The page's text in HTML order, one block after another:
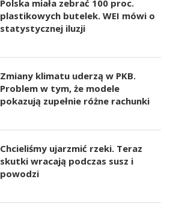
Polska miała zebrać 100 proc.
plastikowych butelek. WEI mówi o
statystycznej iluzji
Zmiany klimatu uderzą w PKB.
Problem w tym, że modele
pokazują zupełnie różne rachunki
Chcieliśmy ujarzmić rzeki. Teraz
skutki wracają podczas susz i
powodzi